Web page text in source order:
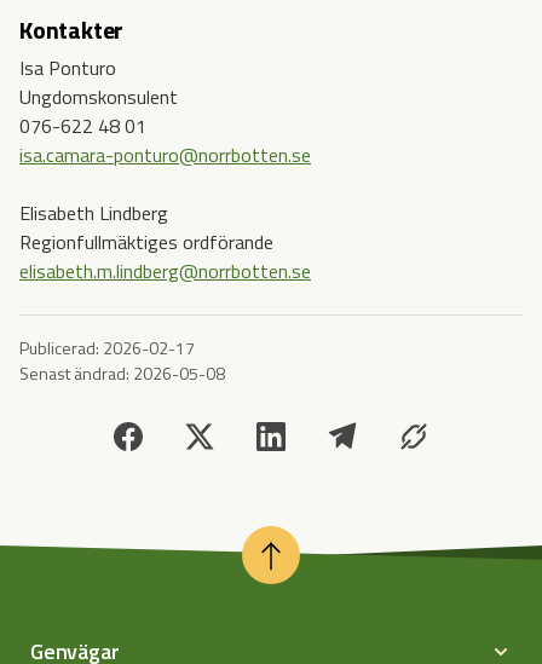
Kontakter
Isa Ponturo
Ungdomskonsulent
076-622 48 01
isa.camara-ponturo@norrbotten.se
Elisabeth Lindberg
Regionfullmäktiges ordförande
elisabeth.m.lindberg@norrbotten.se
Publicerad: 2026-02-17
Senast ändrad: 2026-05-08
Genvägar